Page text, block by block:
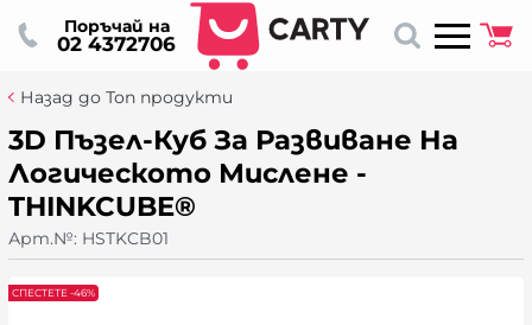
02 4372706
Поръчай на
Назад до Топ продукти
3D Пъзел-Куб За Развиване На
Логическото Мислене -
THINKCUBE®
Арт.№: HSTKCB01
СПЕСТЕТЕ -46%